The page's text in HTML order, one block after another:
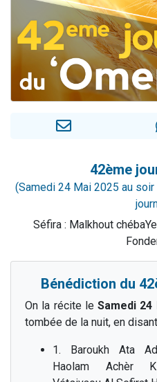
Il reste 49
Ariel vient de
Nathaniel
42ème
(Samedi 24 Mai 2025 au
Séfira : Malkhout
Bénédiction du
On la récite leSamedi 24
tombée de la nuit, en
1. Baroukh Ata
Haolam Achèr